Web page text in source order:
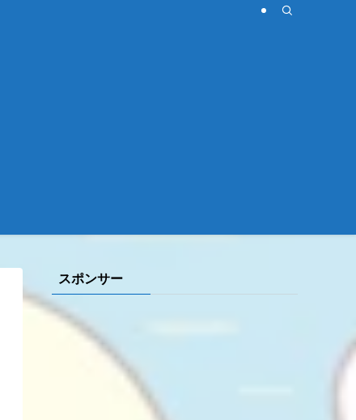
スポンサー